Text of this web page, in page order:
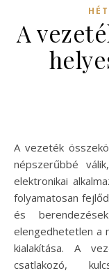
A
A vezeték összekötő csoki használata napjainkban egyre
népszerűbbé
elektronikai
folyamatosan
és
elengedhetetlen a
kialakítása. A
csatlakozó,